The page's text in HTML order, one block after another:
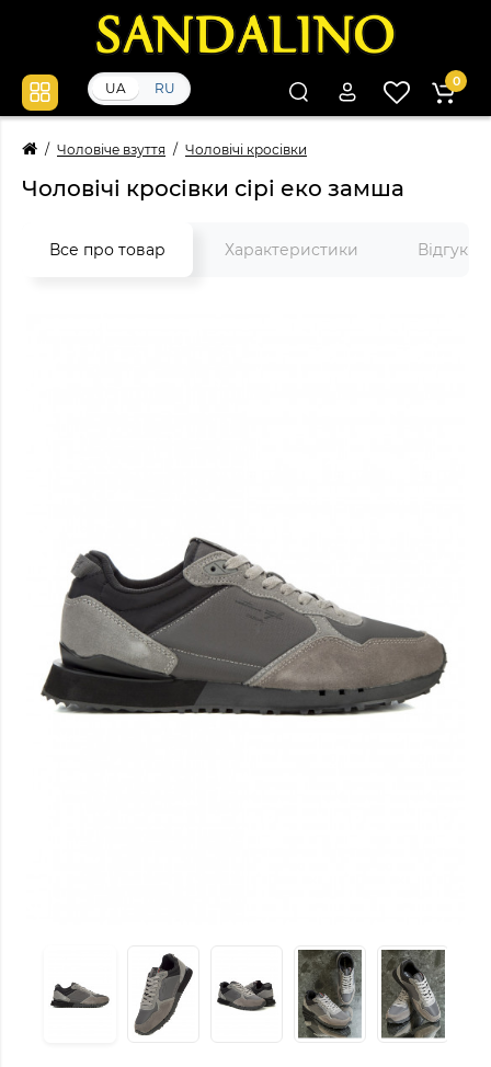
UA RU 0
Чоловіче взуття Чоловічі кросівки
Чоловічі кросівки сірі еко замша
Все про товар Характеристики Відгуки